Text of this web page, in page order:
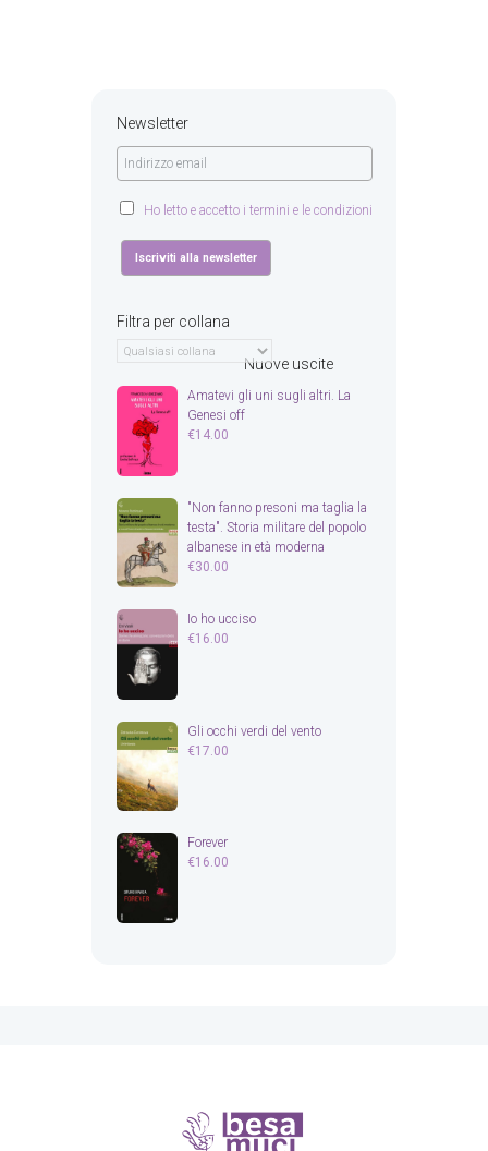
Newsletter
Ho letto e accetto i termini e le condizioni
Filtra per collana
Nuove uscite
Amatevi gli uni sugli altri. La
Genesi off
€14.00
"Non fanno presoni ma taglia la
testa". Storia militare del popolo
albanese in età moderna
€30.00
Io ho ucciso
€16.00
Gli occhi verdi del vento
€17.00
Forever
€16.00